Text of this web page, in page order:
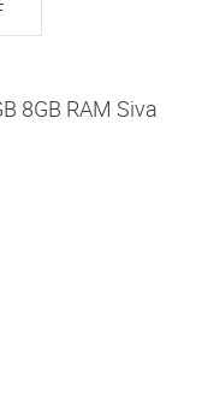
8GB RAM Siva